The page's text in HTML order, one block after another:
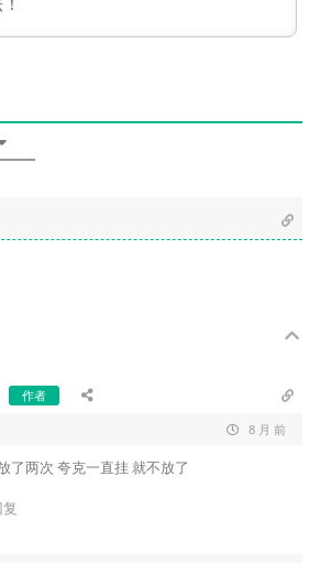
作者
8 月 前
了两次 夸克一直挂 就不放了